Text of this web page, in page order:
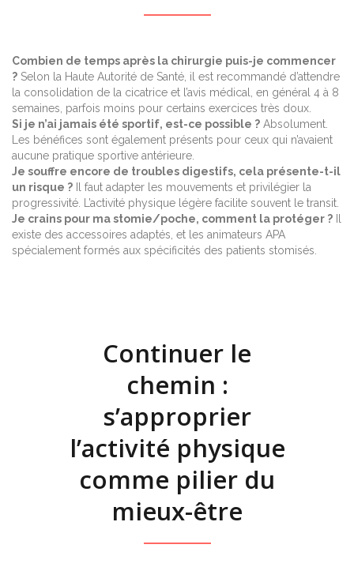
Combien de temps après la chirurgie puis-je commencer
? Selon la Haute Autorité de Santé, il est recommandé d’attendre
la consolidation de la cicatrice et l’avis médical, en général 4 à 8
semaines, parfois moins pour certains exercices très doux.
Si je n’ai jamais été sportif, est-ce possible ? Absolument.
Les bénéfices sont également présents pour ceux qui n’avaient
aucune pratique sportive antérieure.
Je souffre encore de troubles digestifs, cela présente-t-il
un risque ? Il faut adapter les mouvements et privilégier la
progressivité. L’activité physique légère facilite souvent le transit.
Je crains pour ma stomie/poche, comment la protéger ?
existe des accessoires adaptés, et les animateurs APA
spécialement formés aux spécificités des patients stomisés.
Continuer le
chemin :
s’approprier
l’activité physique
comme pilier du
mieux-être